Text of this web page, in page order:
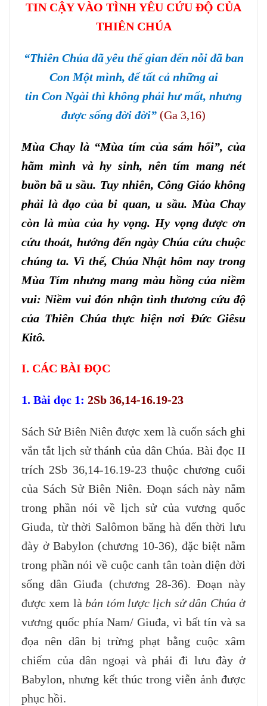
TIN CẬY VÀO TÌNH YÊU CỨU ĐỘ CỦA
THIÊN CHÚA
“Thiên Chúa đã yêu thế gian đến nỗi đã ban
Con Một mình, để tất cả những ai
tin Con Ngài thì không phải hư mất, nhưng
được sống đời đời” (Ga 3,16)
Mùa Chay là “Mùa tím của sám hối”, của
hãm mình và hy sinh, nên tím mang nét
buồn bã u sầu. Tuy nhiên, Công Giáo không
phải là đạo của bi quan, u sầu. Mùa Chay
còn là mùa của hy vọng. Hy vọng được ơn
cứu thoát, hướng đến ngày Chúa cứu chuộc
chúng ta. Vì thế, Chúa Nhật hôm nay trong
Mùa Tím nhưng mang màu hồng của niềm
vui: Niềm vui đón nhận tình thương cứu độ
của Thiên Chúa thực hiện nơi Đức Giêsu
Kitô.
I. CÁC BÀI ĐỌC
1. Bài đọc 1: 2Sb 36,14-16.19-23
Sách Sử Biên Niên được xem là cuốn sách ghi
vắn tắt lịch sử thánh của dân Chúa. Bài đọc II
trích 2Sb 36,14-16.19-23 thuộc chương cuối
của Sách Sử Biên Niên. Đoạn sách này nằm
trong phần nói về lịch sử của vương quốc
Giuđa, từ thời Salômon băng hà đến thời lưu
đày ở Babylon (chương 10-36), đặc biệt nằm
trong phần nói về cuộc canh tân toàn diện đời
sống dân Giuđa (chương 28-36). Đoạn này
được xem làbản tóm lược lịch sử dân Chúaở
vương quốc phía Nam/ Giuđa, vì bất tín và sa
đọa nên dân bị trừng phạt bằng cuộc xâm
chiếm của dân ngoại và phải đi lưu đày ở
Babylon, nhưng kết thúc trong viễn ảnh được
phục hồi.